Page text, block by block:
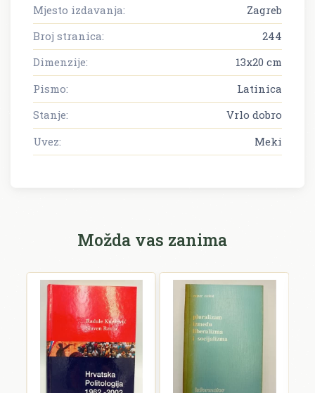
Mjesto izdavanja:
Zagreb
Broj stranica:
244
Dimenzije:
13x20 cm
Pismo:
Latinica
Stanje:
Vrlo dobro
Uvez:
Meki
Možda vas zanima